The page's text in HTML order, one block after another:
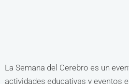
La Semana del Cerebro es un
actividades educativas y eventos